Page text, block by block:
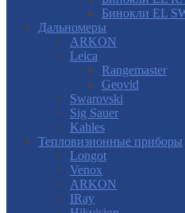
Бинокли EL
Дальномеры
ARKON
Leica
Rangemaster
Geovid
Swarovski
Sig Sauer
Kahles
Тепловизионные приборы
Longot
Venox
ARKON
IRay